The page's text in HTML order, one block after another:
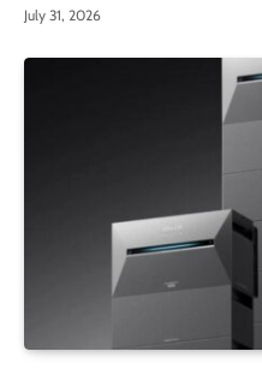
July 31, 2026